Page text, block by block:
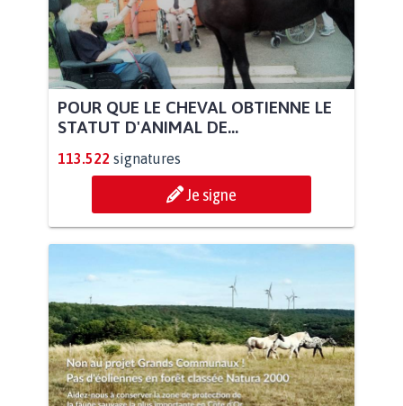
POUR QUE LE CHEVAL OBTIENNE LE
STATUT D'ANIMAL DE...
113.522 signatures
Je signe